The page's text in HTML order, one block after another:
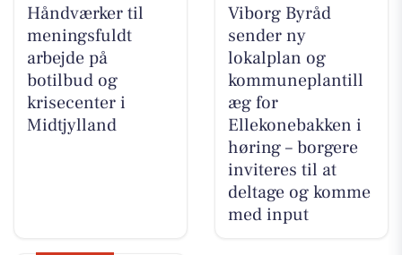
Håndværker til
meningsfuldt
arbejde på
botilbud og
krisecenter i
Midtjylland
Viborg Byråd
sender ny
lokalplan og
kommuneplantill
æg for
Ellekonebakken i
høring – borgere
inviteres til at
deltage og komme
med input